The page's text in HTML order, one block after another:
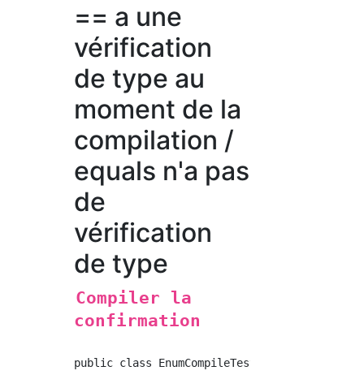
== a une
vérification
de type au
moment de la
compilation /
equals n'a pas
de
vérification
de type
Compiler la
confirmation
public class EnumCompileTest {